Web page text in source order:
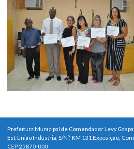
Prefeitura Municipal de Comendador Levy
Est União Indústria, S/Nº, KM 131 Exposição,
CEP 25870-000